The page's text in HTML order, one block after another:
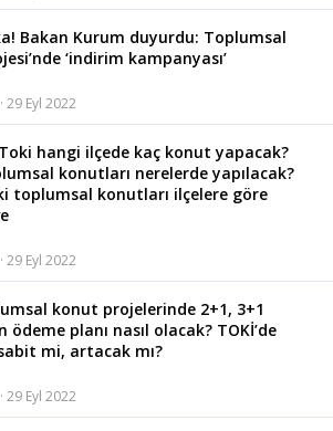
Bakan Kurum duyurdu: Toplumsal
‘indirim kampanyası’
29 Eyl 2022
hangi ilçede kaç konut yapacak?
konutları nerelerde yapılacak?
toplumsal konutları ilçelere göre
29 Eyl 2022
konut projelerinde 2+1, 3+1
ödeme planı nasıl olacak? TOKİ’de
mi, artacak mı?
29 Eyl 2022